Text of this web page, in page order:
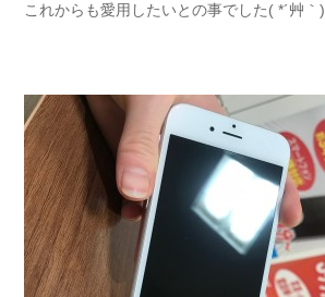
これからも愛用したいとの事でした( *´艸｀)